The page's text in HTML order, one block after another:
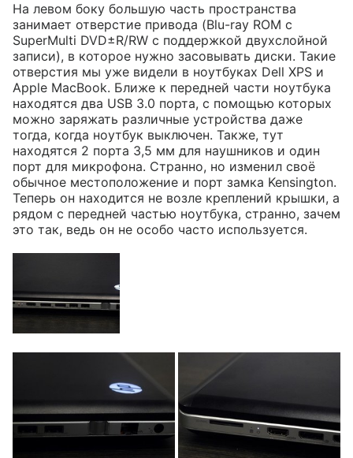
На левом боку большую часть пространства
занимает отверстие привода (Blu-ray ROM с
SuperMulti DVD±R/RW с поддержкой двухслойной
записи), в которое нужно засовывать диски. Такие
отверстия мы уже видели в ноутбуках Dell XPS и
Apple MacBook. Ближе к передней части ноутбука
находятся два USB 3.0 порта, с помощью которых
можно заряжать различные устройства даже
тогда, когда ноутбук выключен. Также, тут
находятся 2 порта 3,5 мм для наушников и один
порт для микрофона. Странно, но изменил своё
обычное местоположение и порт замка Kensington.
Теперь он находится не возле креплений крышки, а
рядом с передней частью ноутбука, странно, зачем
это так, ведь он не особо часто используется.